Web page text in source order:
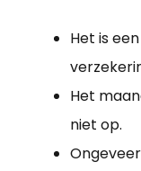
Het is
Het
niet op.